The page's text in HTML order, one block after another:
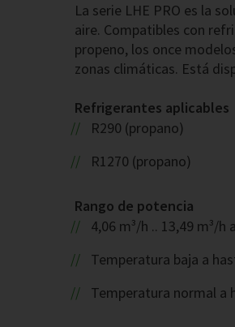
La serie LHE PRO es la
aire. Compatibles con
propeno, los once
zonas climáticas. Está
Refrigerantes aplicables
R290 (propano)
R1270 (propano)
Rango de potencia
4,06 m³/h .. 13,49 m³/h
Temperatura baja a
Temperatura normal a